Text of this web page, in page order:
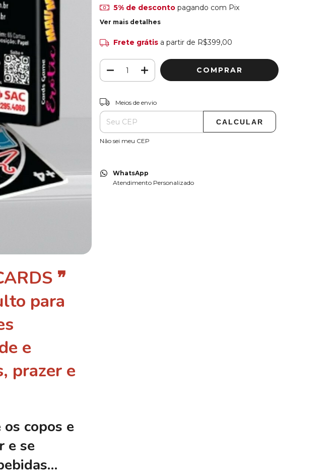
❞
para
e
prazer e
copos e
e se
5% de descontopagando com Pix
Ver mais detalhes
Frete grátis a partir de R$399,00
Entregas para o CEP:
Meios de envio
CALCULAR
Não sei meu CEP
WhatsApp
Atendimento Personalizado